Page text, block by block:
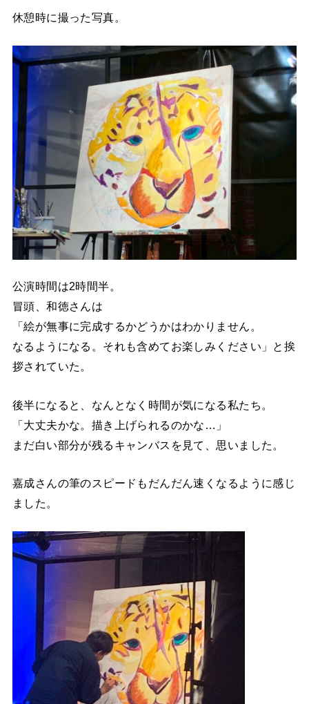
休憩時に撮った写真。
公演時間は2時間半。
冒頭、和徳さんは
「絵が無事に完成するかどうかはわかりません。
なるようになる。それも含めてお楽しみください」と挨
拶されていた。
後半になると、なんとなく時間が気になる私たち。
「大丈夫かな。描き上げられるのかな…」
まだ白い部分が残るキャンバスを見て、思いました。
嘉成さんの筆のスピードもだんだん速くなるように感じ
ました。